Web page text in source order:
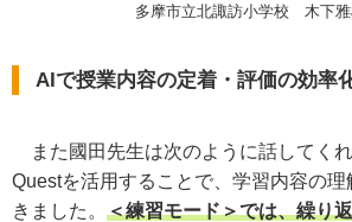
多摩市立北諏訪小学校 木下
AIで授業内容の定着・評価の効率
また國田先生は次のように話してく
Questを活用することで、学習内容の
きました。 ＜練習モード＞では、繰り